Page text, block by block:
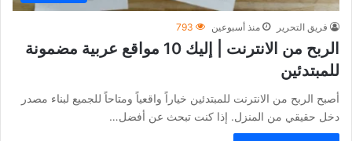
فريق التحرير منذ أسبوعين 793
الربح من الانترنت | إليك 10 مواقع عربية مضمونة
للمبتدئين
أصبح الربح من الانترنت للمبتدئين خياراً واقعياً ومتاحاً للجميع لبناء مصدر
دخل حقيقي من المنزل. إذا كنت تبحث عن أفضل…